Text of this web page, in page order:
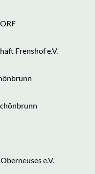
Frenshof e.V.
e.V.